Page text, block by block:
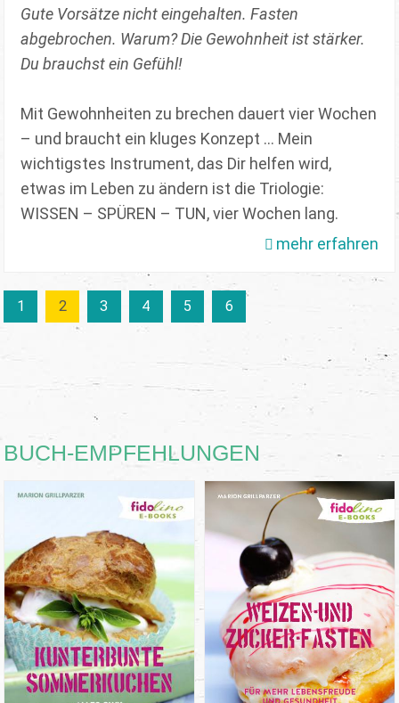
Gute Vorsätze nicht eingehalten. Fasten
abgebrochen. Warum? Die Gewohnheit ist stärker.
Du brauchst ein Gefühl!
Mit Gewohnheiten zu brechen dauert vier Wochen
– und braucht ein kluges Konzept … Mein
wichtigstes Instrument, das Dir helfen wird,
etwas im Leben zu ändern ist die Triologie:
WISSEN – SPÜREN – TUN, vier Wochen lang.
mehr erfahren
1 2 3 4 5 6
BUCH-EMPFEHLUNGEN